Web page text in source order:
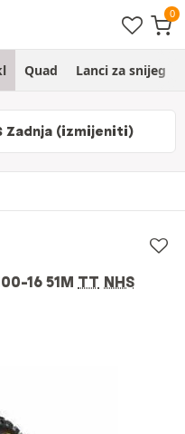
Quad Lanci za snijeg
Zadnja (izmijeniti)
16 51M TT NHS